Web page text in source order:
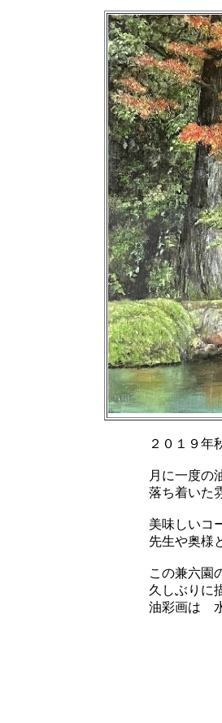
２０１９年
月に一度の
落ち着いた
美味しいコ
先生や奥
この兼六園
久しぶりに
油彩画は